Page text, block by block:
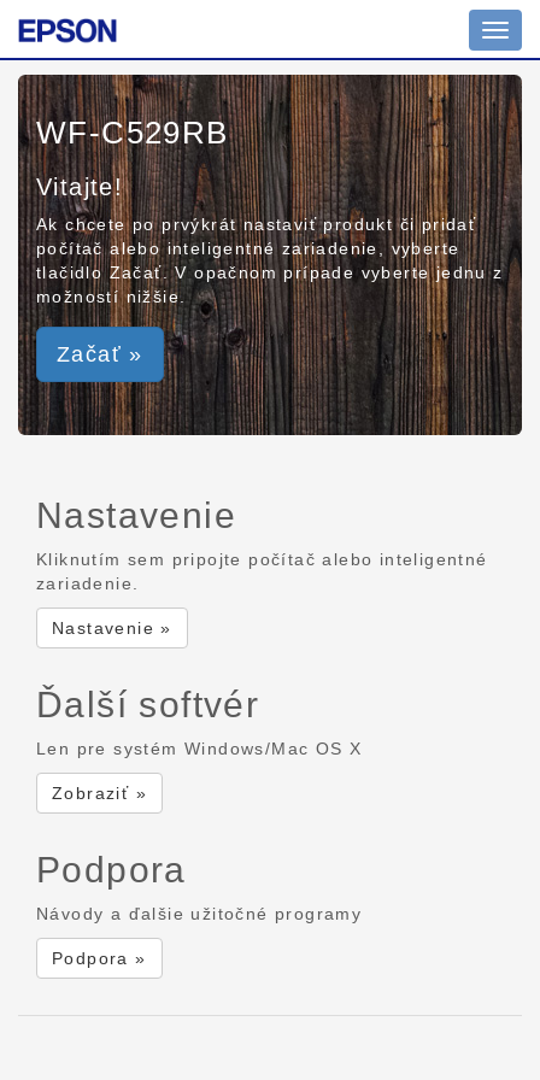
WF-C529RB
Vitajte!
Ak chcete po prvýkrát nastaviť produkt či pridať
počítač alebo inteligentné zariadenie, vyberte
tlačidlo Začať. V opačnom prípade vyberte jednu z
možností nižšie.
Začať »
Nastavenie
Kliknutím sem pripojte počítač alebo inteligentné
zariadenie.
Nastavenie »
Ďalší softvér
Len pre systém Windows/Mac OS X
Zobraziť »
Podpora
Návody a ďalšie užitočné programy
Podpora »